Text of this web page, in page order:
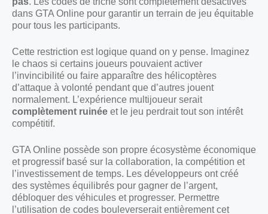
dans GTA Online pour garantir un terrain de jeu équitable
pour tous les participants.
Cette restriction est logique quand on y pense. Imaginez
le chaos si certains joueurs pouvaient activer
l’invincibilité ou faire apparaître des hélicoptères
d’attaque à volonté pendant que d’autres jouent
normalement. L’expérience multijoueur serait
complètement ruinée et le jeu perdrait tout son intérêt
compétitif.
GTA Online possède son propre écosystème économique
et progressif basé sur la collaboration, la compétition et
l’investissement de temps. Les développeurs ont créé
des systèmes équilibrés pour gagner de l’argent,
débloquer des véhicules et progresser. Permettre
l’utilisation de codes bouleverserait entièrement cet